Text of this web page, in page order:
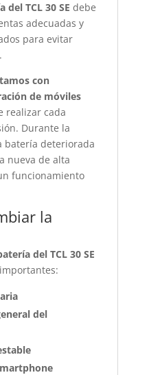
TCL 30 SE debe
adecuadas y
para evitar
con
de móviles
realizar cada
Durante la
batería deteriorada
nueva de alta
funcionamiento
la
del TCL 30 SE
del